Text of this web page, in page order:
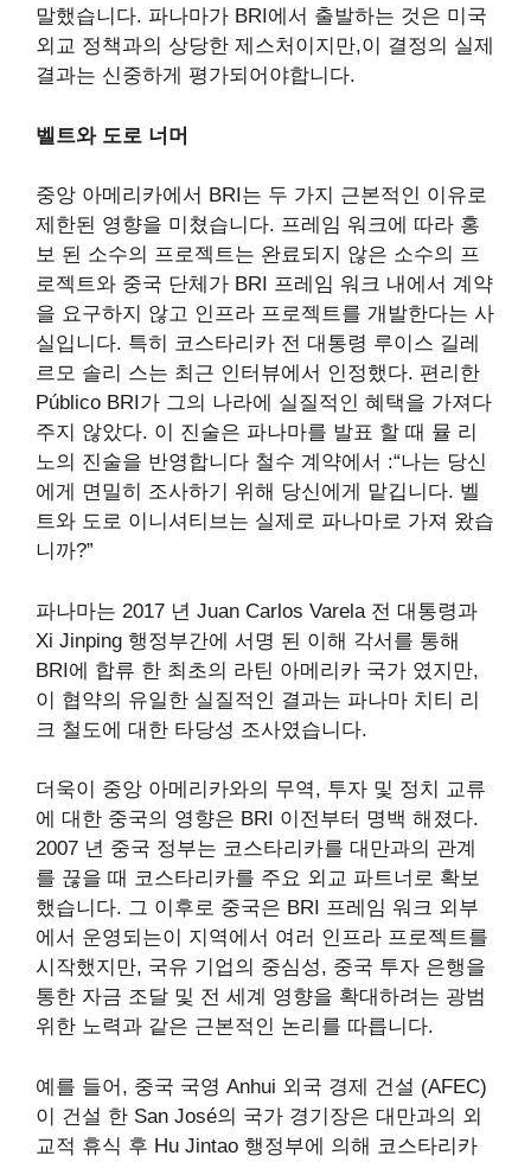
말했습니다. 파나마가 BRI에서 출발하는 것은 미국
외교 정책과의 상당한 제스처이지만,이 결정의 실제
결과는 신중하게 평가되어야합니다.
벨트와 도로 너머
중앙 아메리카에서 BRI는 두 가지 근본적인 이유로
제한된 영향을 미쳤습니다. 프레임 워크에 따라 홍
보 된 소수의 프로젝트는 완료되지 않은 소수의 프
로젝트와 중국 단체가 BRI 프레임 워크 내에서 계약
을 요구하지 않고 인프라 프로젝트를 개발한다는 사
실입니다. 특히 코스타리카 전 대통령 루이스 길레
르모 솔리 스는 최근 인터뷰에서 인정했다. 편리한
Público BRI가 그의 나라에 실질적인 혜택을 가져다
주지 않았다. 이 진술은 파나마를 발표 할 때 뮬 리
노의 진술을 반영합니다 철수 계약에서 :“나는 당신
에게 면밀히 조사하기 위해 당신에게 맡깁니다. 벨
트와 도로 이니셔티브는 실제로 파나마로 가져 왔습
니까?”
파나마는 2017 년 Juan Carlos Varela 전 대통령과
Xi Jinping 행정부간에 서명 된 이해 각서를 통해
BRI에 합류 한 최초의 라틴 아메리카 국가 였지만,
이 협약의 유일한 실질적인 결과는 파나마 치티 리
크 철도에 대한 타당성 조사였습니다.
더욱이 중앙 아메리카와의 무역, 투자 및 정치 교류
에 대한 중국의 영향은 BRI 이전부터 명백 해졌다.
2007 년 중국 정부는 코스타리카를 대만과의 관계
를 끊을 때 코스타리카를 주요 외교 파트너로 확보
했습니다. 그 이후로 중국은 BRI 프레임 워크 외부
에서 운영되는이 지역에서 여러 인프라 프로젝트를
시작했지만, 국유 기업의 중심성, 중국 투자 은행을
통한 자금 조달 및 전 세계 영향을 확대하려는 광범
위한 노력과 같은 근본적인 논리를 따릅니다.
예를 들어, 중국 국영 Anhui 외국 경제 건설 (AFEC)
이 건설 한 San José의 국가 경기장은 대만과의 외
교적 휴식 후 Hu Jintao 행정부에 의해 코스타리카